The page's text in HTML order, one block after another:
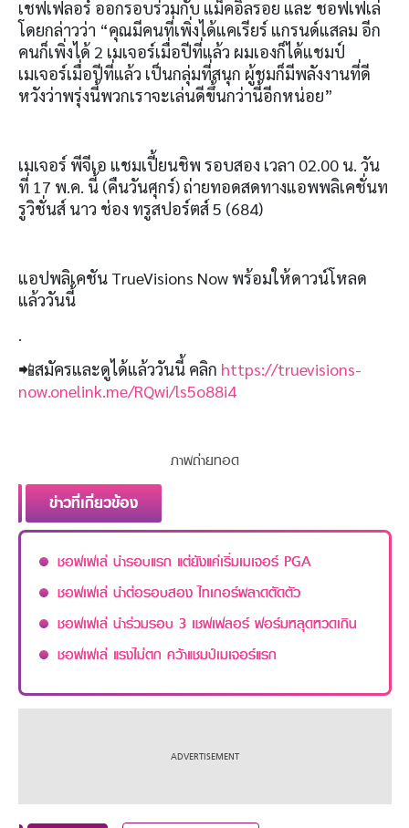
เชฟเฟลอร์ ออกรอบร่วมกับ แม็คอิลรอย และ ชอฟเฟเล่
โดยกล่าวว่า “คุณมีคนที่เพิ่งได้แคเรียร์ แกรนด์แสลม อีก
คนก็เพิ่งได้ 2 เมเจอร์เมื่อปีที่แล้ว ผมเองก็ได้แชมป์
เมเจอร์เมื่อปีที่แล้ว เป็นกลุ่มที่สนุก ผู้ชมก็มีพลังงานที่ดี
หวังว่าพรุ่งนี้พวกเราจะเล่นดีขึ้นกว่านี้อีกหน่อย”
เมเจอร์ พีจีเอ แชมเปี้ยนชิพ รอบสอง เวลา 02.00 น. วัน
ที่ 17 พ.ค. นี้ (คืนวันศุกร์)ถ่ายทอดสดทางแอพพลิเคชั่นท
รูวิชั่นส์ นาว ช่อง ทรูสปอร์ตส์5 (684)
แอปพลิเคชัน TrueVisions Now พร้อมให้ดาวน์โหลด
แล้ววันนี้
.
📲สมัครและดูได้แล้ววันนี้ คลิก https://truevisions-
now.onelink.me/RQwi/ls5o88i4
ภาพถ่ายทอด
ข่าวที่เกี่ยวข้อง
ชอฟเฟเล่ นำรอบแรก แต่ยังแค่เริ่มเมเจอร์ PGA
ชอฟเฟเล่ นำต่อรอบสอง ไทเกอร์พลาดตัดตัว
ชอฟเฟเล่ นำร่วมรอบ 3 เชฟเฟลอร์ ฟอร์มหลุดหวดเกิน
ชอฟเฟเล่ แรงไม่ตก คว้าแชมป์เมเจอร์แรก